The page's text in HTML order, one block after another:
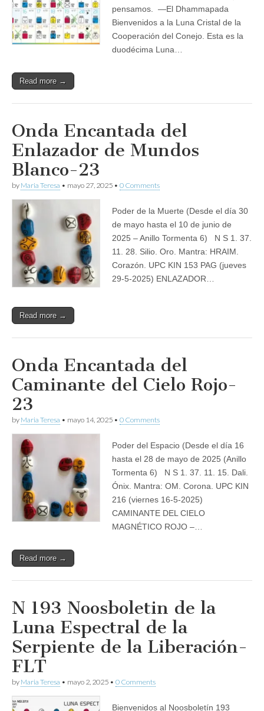
pensamos. —El Dhammapada
Bienvenidos a la Luna Cristal de la
Cooperación del Conejo. Esta es la
duodécima Luna…
Read more →
Onda Encantada del
Enlazador de Mundos
Blanco-23
by Maria Teresa • mayo 27, 2025 • 0 Comments
Poder de la Muerte (Desde el día 30
de mayo hasta el 10 de junio de
2025 – Anillo Tormenta 6) N S 1. 37.
11. 28. Silio. Oro. Mantra: HRAIM.
Corazón. UPC KIN 153 PAG (jueves
29-5-2025) ENLAZADOR…
Read more →
Onda Encantada del
Caminante del Cielo Rojo-
23
by Maria Teresa • mayo 14, 2025 • 0 Comments
Poder del Espacio (Desde el día 16
hasta el 28 de mayo de 2025 (Anillo
Tormenta 6) N S 1. 37. 11. 15. Dali.
Ónix. Mantra: OM. Corona. UPC KIN
216 (viernes 16-5-2025)
CAMINANTE DEL CIELO
MAGNÉTICO ROJO –…
Read more →
N 193 Noosboletin de la
Luna Espectral de la
Serpiente de la Liberación-
FLT
by Maria Teresa • mayo 2, 2025 • 0 Comments
Bienvenidos al Noosboletín 193